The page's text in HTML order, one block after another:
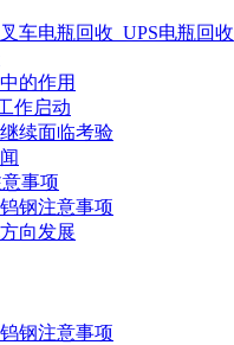
车电瓶回收_UPS电瓶回收
的作用
作启动
续面临考验
事项
钢注意事项
向发展
钢注意事项